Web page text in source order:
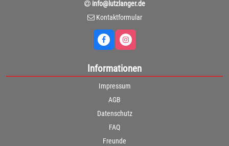
info@lutzlanger.de
Kontaktformular
Informationen
Impressum
AGB
Datenschutz
FAQ
Freunde